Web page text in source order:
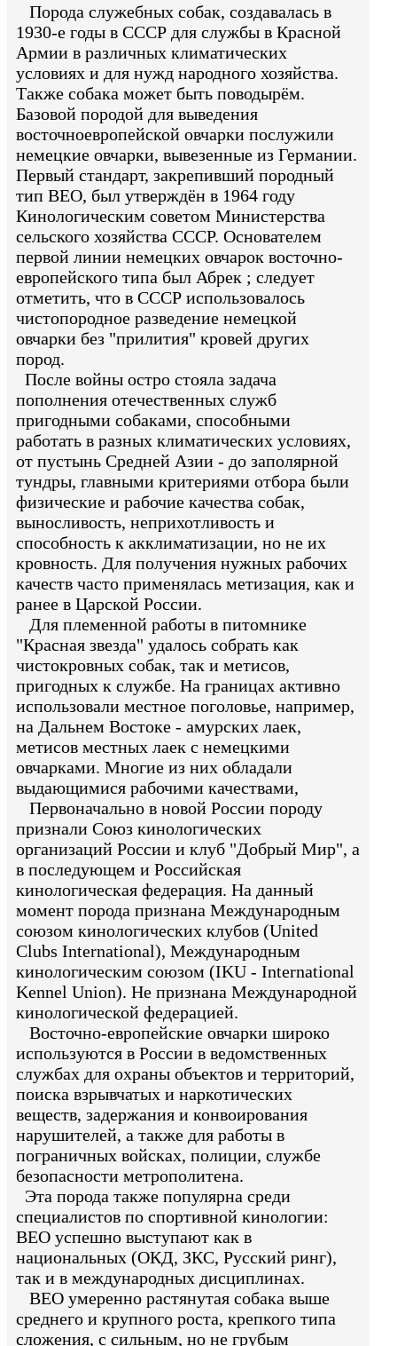
Порода служебных собак, создавалась в
1930-е годы в СССР для службы в Красной
Армии в различных климатических
условиях и для нужд народного хозяйства.
Также собака может быть поводырём.
Базовой породой для выведения
восточноевропейской овчарки послужили
немецкие овчарки, вывезенные из Германии.
Первый стандарт, закрепивший породный
тип ВЕО, был утверждён в 1964 году
Кинологическим советом Министерства
сельского хозяйства СССР. Основателем
первой линии немецких овчарок восточно-
европейского типа был Абрек ; следует
отметить, что в СССР использовалось
чистопородное разведение немецкой
овчарки без "прилития" кровей других
пород.
После войны остро стояла задача
пополнения отечественных служб
пригодными собаками, способными
работать в разных климатических условиях,
от пустынь Средней Азии - до заполярной
тундры, главными критериями отбора были
физические и рабочие качества собак,
выносливость, неприхотливость и
способность к акклиматизации, но не их
кровность. Для получения нужных рабочих
качеств часто применялась метизация, как и
ранее в Царской России.
Для племенной работы в питомнике
"Красная звезда" удалось собрать как
чистокровных собак, так и метисов,
пригодных к службе. На границах активно
использовали местное поголовье, например,
на Дальнем Востоке - амурских лаек,
метисов местных лаек с немецкими
овчарками. Многие из них обладали
выдающимися рабочими качествами,
Первоначально в новой России породу
признали Союз кинологических
организаций России и клуб "Добрый Мир", а
в последующем и Российская
кинологическая федерация. На данный
момент порода признана Международным
союзом кинологических клубов (United
Clubs International), Международным
кинологическим союзом (IKU - International
Kennel Union). Не признана Международной
кинологической федерацией.
Восточно-европейские овчарки широко
используются в России в ведомственных
службах для охраны объектов и территорий,
поиска взрывчатых и наркотических
веществ, задержания и конвоирования
нарушителей, а также для работы в
пограничных войсках, полиции, службе
безопасности метрополитена.
Эта порода также популярна среди
специалистов по спортивной кинологии:
ВЕО успешно выступают как в
национальных (ОКД, ЗКС, Русский ринг),
так и в международных дисциплинах.
ВЕО умеренно растянутая собака выше
среднего и крупного роста, крепкого типа
сложения, с сильным, но не грубым